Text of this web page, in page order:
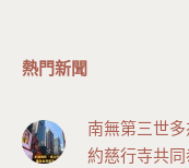
熱門新聞
南無第三世
約慈行寺共